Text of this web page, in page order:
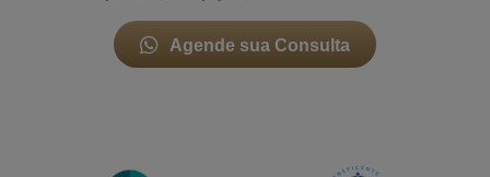
Agende sua Consulta